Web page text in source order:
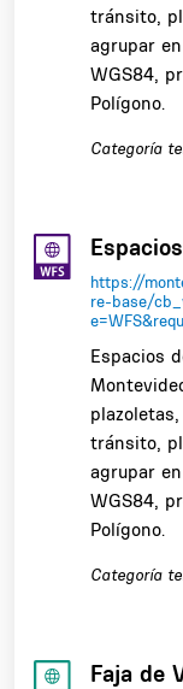
tránsito,
agrupar
WGS84,
Polígono.
Categoría
https://
re-base/
Espacios
tránsito,
agrupar
WGS84,
Polígono.
Categoría
Faja de